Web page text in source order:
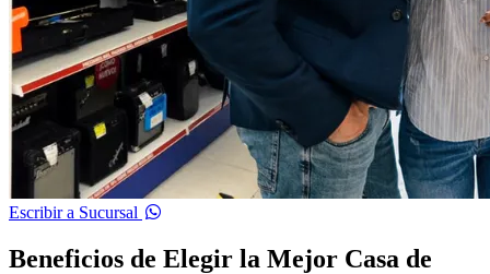
Escribir a Sucursal
Beneficios de Elegir la Mejor Casa de